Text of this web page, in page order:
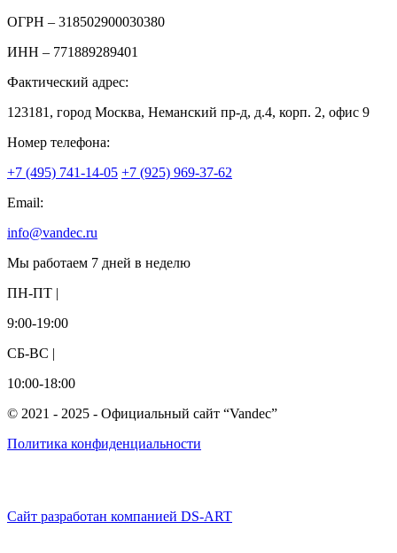
ОГРН – 318502900030380
ИНН – 771889289401
Фактический адрес:
123181, город Москва, Неманский пр-д, д.4, корп. 2, офис 9
Номер телефона:
+7 (495) 741-14-05 +7 (925) 969-37-62
Email:
info@vandec.ru
Мы работаем 7 дней в неделю
ПН-ПТ |
9:00-19:00
СБ-ВС |
10:00-18:00
© 2021 - 2025 - Официальный сайт “Vandec”
Политика конфиденциальности
Сайт разработан компанией DS-ART